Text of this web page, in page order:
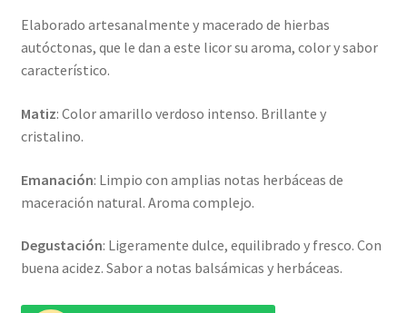
Elaborado artesanalmente y macerado de hierbas
autóctonas, que le dan a este licor su aroma, color y sabor
característico.
Matiz: Color amarillo verdoso intenso. Brillante y
cristalino.
Emanación: Limpio con amplias notas herbáceas de
maceración natural. Aroma complejo.
Degustación: Ligeramente dulce, equilibrado y fresco. Con
buena acidez. Sabor a notas balsámicas y herbáceas.